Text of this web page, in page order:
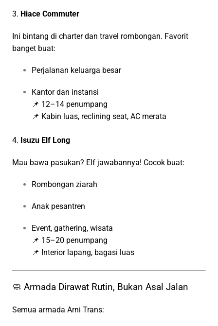
3. Hiace Commuter
Ini bintang di charter dan travel rombongan. Favorit
banget buat:
Perjalanan keluarga besar
Kantor dan instansi
📌 12–14 penumpang
📌 Kabin luas, reclining seat, AC merata
4. Isuzu Elf Long
Mau bawa pasukan? Elf jawabannya! Cocok buat:
Rombongan ziarah
Anak pesantren
Event, gathering, wisata
📌 15–20 penumpang
📌 Interior lapang, bagasi luas
🧼 Armada Dirawat Rutin, Bukan Asal Jalan
Semua armada Arni Trans: